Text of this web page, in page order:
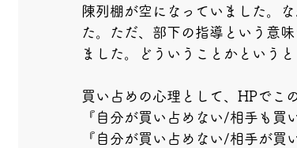
陳列棚が空になっていました。
た。ただ、部下の指導という意
ました。どういうことかというと
買い占めの心理として、HPでこ
『自分が買い占めない/相手も買
『自分が買い占めない/相手が